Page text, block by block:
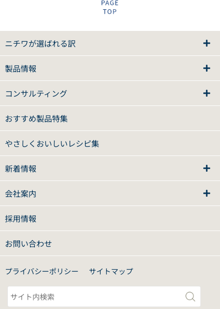
ニチワが選ばれる訳
製品情報
コンサルティング
おすすめ製品特集
やさしくおいしいレシピ集
新着情報
会社案内
採用情報
お問い合わせ
プライバシーポリシー サイトマップ